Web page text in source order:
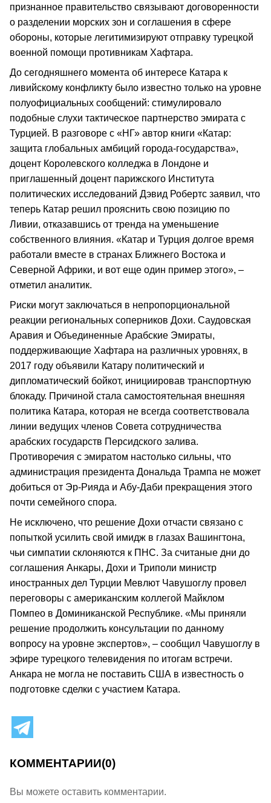
признанное правительство связывают договоренности
о разделении морских зон и соглашения в сфере
обороны, которые легитимизируют отправку турецкой
военной помощи противникам Хафтара.
До сегодняшнего момента об интересе Катара к
ливийскому конфликту было известно только на уровне
полуофициальных сообщений: стимулировало
подобные слухи тактическое партнерство эмирата с
Турцией. В разговоре с «НГ» автор книги «Катар:
защита глобальных амбиций города-государства»,
доцент Королевского колледжа в Лондоне и
приглашенный доцент парижского Института
политических исследований Дэвид Робертс заявил, что
теперь Катар решил прояснить свою позицию по
Ливии, отказавшись от тренда на уменьшение
собственного влияния. «Катар и Турция долгое время
работали вместе в странах Ближнего Востока и
Северной Африки, и вот еще один пример этого», –
отметил аналитик.
Риски могут заключаться в непропорциональной
реакции региональных соперников Дохи. Саудовская
Аравия и Объединенные Арабские Эмираты,
поддерживающие Хафтара на различных уровнях, в
2017 году объявили Катару политический и
дипломатический бойкот, инициировав транспортную
блокаду. Причиной стала самостоятельная внешняя
политика Катара, которая не всегда соответствовала
линии ведущих членов Совета сотрудничества
арабских государств Персидского залива.
Противоречия с эмиратом настолько сильны, что
администрация президента Дональда Трампа не может
добиться от Эр-Рияда и Абу-Даби прекращения этого
почти семейного спора.
Не исключено, что решение Дохи отчасти связано с
попыткой усилить свой имидж в глазах Вашингтона,
чьи симпатии склоняются к ПНС. За считаные дни до
соглашения Анкары, Дохи и Триполи министр
иностранных дел Турции Мевлют Чавушоглу провел
переговоры с американским коллегой Майклом
Помпео в Доминиканской Республике. «Мы приняли
решение продолжить консультации по данному
вопросу на уровне экспертов», – сообщил Чавушоглу в
эфире турецкого телевидения по итогам встречи.
Анкара не могла не поставить США в известность о
подготовке сделки с участием Катара.
КОММЕНТАРИИ(0)
Вы можете оставить комментарии.